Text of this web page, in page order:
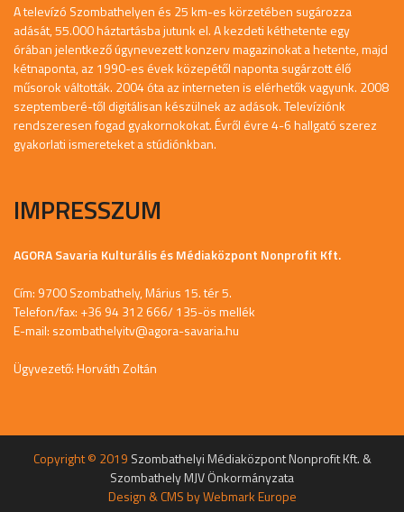
A televízó Szombathelyen és 25 km-es körzetében sugározza
adását, 55.000 háztartásba jutunk el. A kezdeti kéthetente egy
órában jelentkező úgynevezett konzerv magazinokat a hetente, majd
kétnaponta, az 1990-es évek közepétől naponta sugárzott élő
műsorok váltották. 2004 óta az interneten is elérhetők vagyunk. 2008
szeptemberé-től digitálisan készülnek az adások. Televíziónk
rendszeresen fogad gyakornokokat. Évről évre 4-6 hallgató szerez
gyakorlati ismereteket a stúdiónkban.
IMPRESSZUM
AGORA Savaria Kulturális és Médiaközpont Nonprofit Kft.
Cím: 9700 Szombathely, Márius 15. tér 5.
Telefon/fax: +36 94 312 666/ 135-ös mellék
E-mail: szombathelyitv@agora-savaria.hu
Ügyvezető: Horváth Zoltán
Copyright © 2019 Szombathelyi Médiaközpont Nonprofit Kft. &
Szombathely MJV Önkormányzata
Design & CMS byWebmark Europe